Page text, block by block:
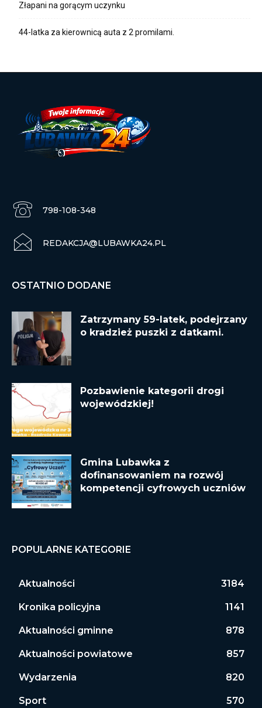
Złapani na gorącym uczynku
44-latka za kierownicą auta z 2 promilami.
798-108-348
REDAKCJA@LUBAWKA24.PL
OSTATNIO DODANE
Zatrzymany 59-latek, podejrzany
o kradzież puszki z datkami.
Pozbawienie kategorii drogi
wojewódzkiej!
Gmina Lubawka z
dofinansowaniem na rozwój
kompetencji cyfrowych uczniów
POPULARNE KATEGORIE
Aktualności 3184
Kronika policyjna 1141
Aktualności gminne 878
Aktualności powiatowe 857
Wydarzenia 820
Sport 570